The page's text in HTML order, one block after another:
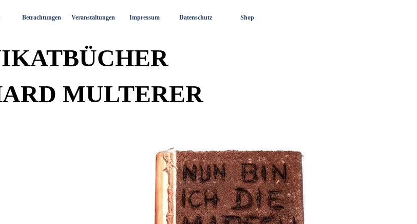
Menü überspringen
Betrachtungen Veranstaltungen Impressum Datenschutz Shop
MULTERER